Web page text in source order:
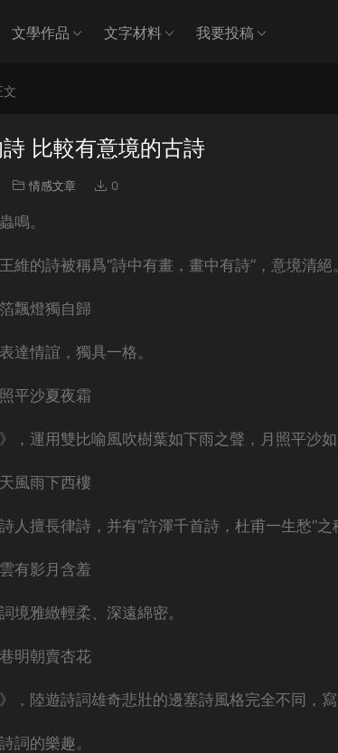
文學作品 文字材料 我要投稿
文
比較有意境的古詩
情感文章 0
鳴。
維的詩被稱爲“詩中有畫，畫中有詩”，意境清絕。
飄燈獨自歸
達情誼，獨具一格。
平沙夏夜霜
，運用雙比喻風吹樹葉如下雨之聲，月照平沙如
風雨下西樓
人擅長律詩，并有“許渾千首詩，杜甫一生愁”之
有影月含羞
境雅緻輕柔、深遠綿密。
明朝賣杏花
，陸遊詩詞雄奇悲壯的邊塞詩風格完全不同，
詞的樂趣。